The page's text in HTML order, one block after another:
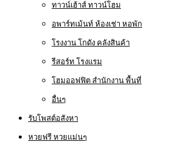
ทาวน์เฮ้าส์ ทาวน์โฮม
อพาร์ทเม้นท์ ห้องเช่า หอพัก
โรงงาน โกดัง คลังสินค้า
รีสอร์ท โรงแรม
โฮมออฟฟิต สำนักงาน พื้นที่
อื่นๆ
รับโพสต์อสังหา
หวยฟรี หวยแม่นๆ